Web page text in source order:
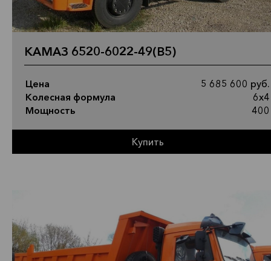
КАМАЗ 6520-6022-49(B5)
Цена
5 685 600 руб.
Колесная формула
6х4
Мощность
400
Купить